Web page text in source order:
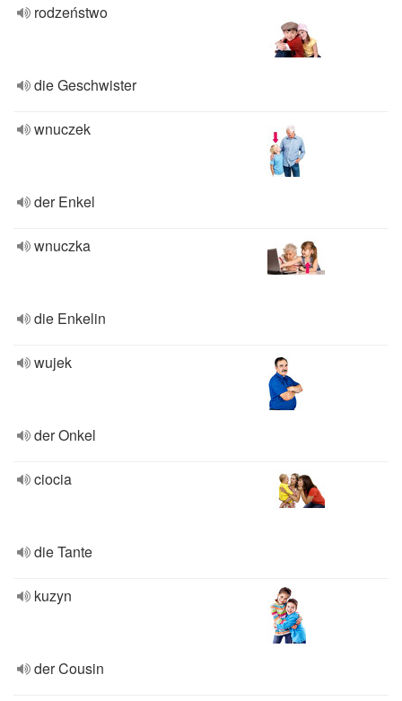
rodzeństwo
die Geschwister
wnuczek
der Enkel
wnuczka
die Enkelin
wujek
der Onkel
ciocia
die Tante
kuzyn
der Cousin